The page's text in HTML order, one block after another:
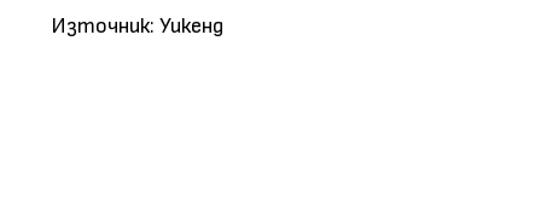
Източник: Уикенд